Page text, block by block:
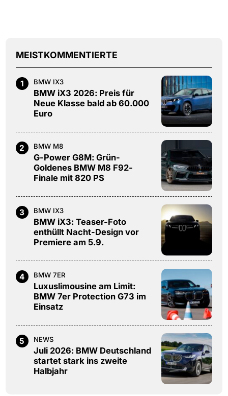
MEISTKOMMENTIERTE
1 BMW IX3
BMW iX3 2026: Preis für
Neue Klasse bald ab 60.000
Euro
2 BMW M8
G-Power G8M: Grün-
Goldenes BMW M8 F92-
Finale mit 820 PS
3 BMW IX3
BMW iX3: Teaser-Foto
enthüllt Nacht-Design vor
Premiere am 5.9.
4 BMW 7ER
Luxuslimousine am Limit:
BMW 7er Protection G73 im
Einsatz
5 NEWS
Juli 2026: BMW Deutschland
startet stark ins zweite
Halbjahr